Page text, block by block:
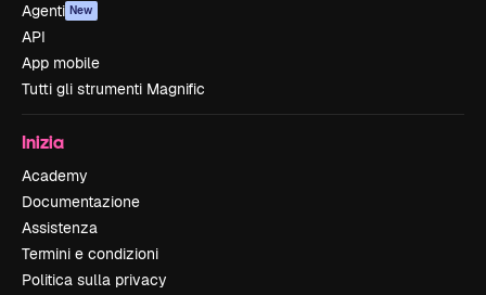
Agenti New
API
App mobile
Tutti gli strumenti Magnific
Inizia
Academy
Documentazione
Assistenza
Termini e condizioni
Politica sulla privacy